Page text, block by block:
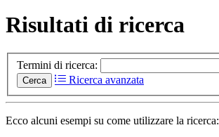
Risultati di ricerca
Termini di ricerca:
Cerca Ricerca avanzata
Ecco alcuni esempi su come utilizzare la ricerca: